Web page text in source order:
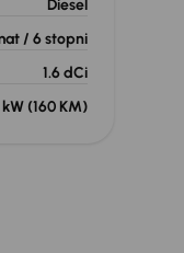
Diesel
/ 6 stopni
1.6 dCi
kW (160 KM)